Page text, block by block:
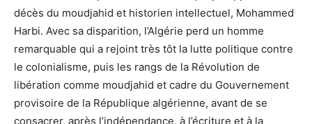
décès du moudjahid et historien intellectuel, Mohammed
Harbi. Avec sa disparition, l’Algérie perd un homme
remarquable qui a rejoint très tôt la lutte politique contre
le colonialisme, puis les rangs de la Révolution de
libération comme moudjahid et cadre du Gouvernement
provisoire de la République algérienne, avant de se
consacrer, après l’indépendance, à l’écriture et à la